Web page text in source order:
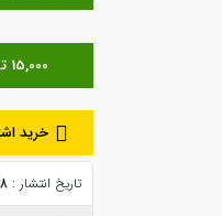
خرید
تاریخ انتشار : 28